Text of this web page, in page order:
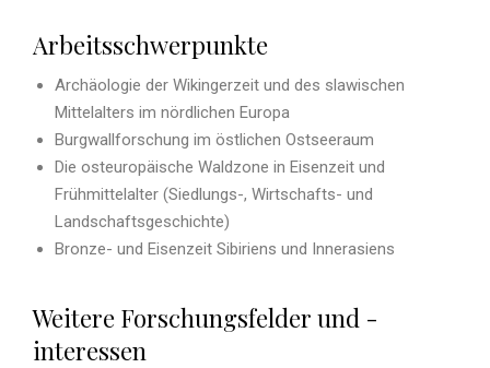
Arbeitsschwerpunkte
Archäologie der Wikingerzeit und des slawischen
Mittelalters im nördlichen Europa
Burgwallforschung im östlichen Ostseeraum
Die osteuropäische Waldzone in Eisenzeit und
Frühmittelalter (Siedlungs-, Wirtschafts- und
Landschaftsgeschichte)
Bronze- und Eisenzeit Sibiriens und Innerasiens
Weitere Forschungsfelder und -
interessen